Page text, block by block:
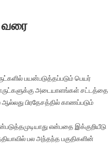
வரை
பயன்படுத்தப்படும் பெயர்
அடையாளங்கள் சட்டத்தை
ஆல்லது பிரதேசத்தில் காணப்படும்
என்பதை இக்குறியீடு
பல அந்தந்த பகுதிகளின்